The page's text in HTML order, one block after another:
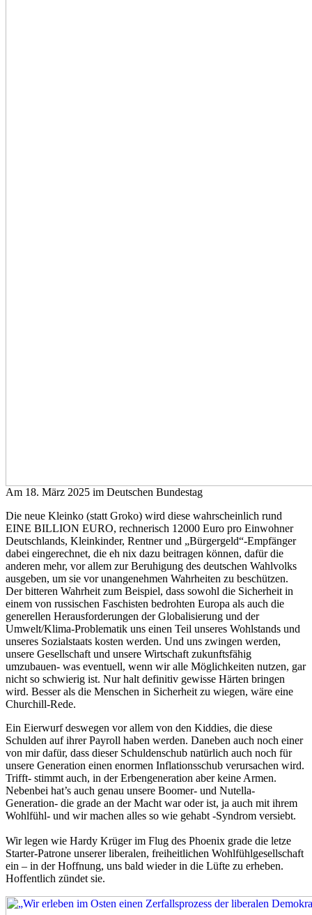
Am 18. März 2025 im Deutschen Bundestag
Die neue Kleinko (statt Groko) wird diese wahrscheinlich rund
EINE BILLION EURO, rechnerisch 12000 Euro pro Einwohner
Deutschlands, Kleinkinder, Rentner und „Bürgergeld“-Empfänger
dabei eingerechnet, die eh nix dazu beitragen können, dafür die
anderen mehr, vor allem zur Beruhigung des deutschen Wahlvolks
ausgeben, um sie vor unangenehmen Wahrheiten zu beschützen.
Der bitteren Wahrheit zum Beispiel, dass sowohl die Sicherheit in
einem von russischen Faschisten bedrohten Europa als auch die
generellen Herausforderungen der Globalisierung und der
Umwelt/Klima-Problematik uns einen Teil unseres Wohlstands und
unseres Sozialstaats kosten werden. Und uns zwingen werden,
unsere Gesellschaft und unsere Wirtschaft zukunftsfähig
umzubauen- was eventuell, wenn wir alle Möglichkeiten nutzen, gar
nicht so schwierig ist. Nur halt definitiv gewisse Härten bringen
wird. Besser als die Menschen in Sicherheit zu wiegen, wäre eine
Churchill-Rede.
Ein Eierwurf deswegen vor allem von den Kiddies, die diese
Schulden auf ihrer Payroll haben werden. Daneben auch noch einer
von mir dafür, dass dieser Schuldenschub natürlich auch noch für
unsere Generation einen enormen Inflationsschub verursachen wird.
Trifft- stimmt auch, in der Erbengeneration aber keine Armen.
Nebenbei hat’s auch genau unsere Boomer- und Nutella-
Generation- die grade an der Macht war oder ist, ja auch mit ihrem
Wohlfühl- und wir machen alles so wie gehabt -Syndrom versiebt.
Wir legen wie Hardy Krüger im Flug des Phoenix grade die letze
Starter-Patrone unserer liberalen, freiheitlichen Wohlfühlgesellschaft
ein – in der Hoffnung, uns bald wieder in die Lüfte zu erheben.
Hoffentlich zündet sie.